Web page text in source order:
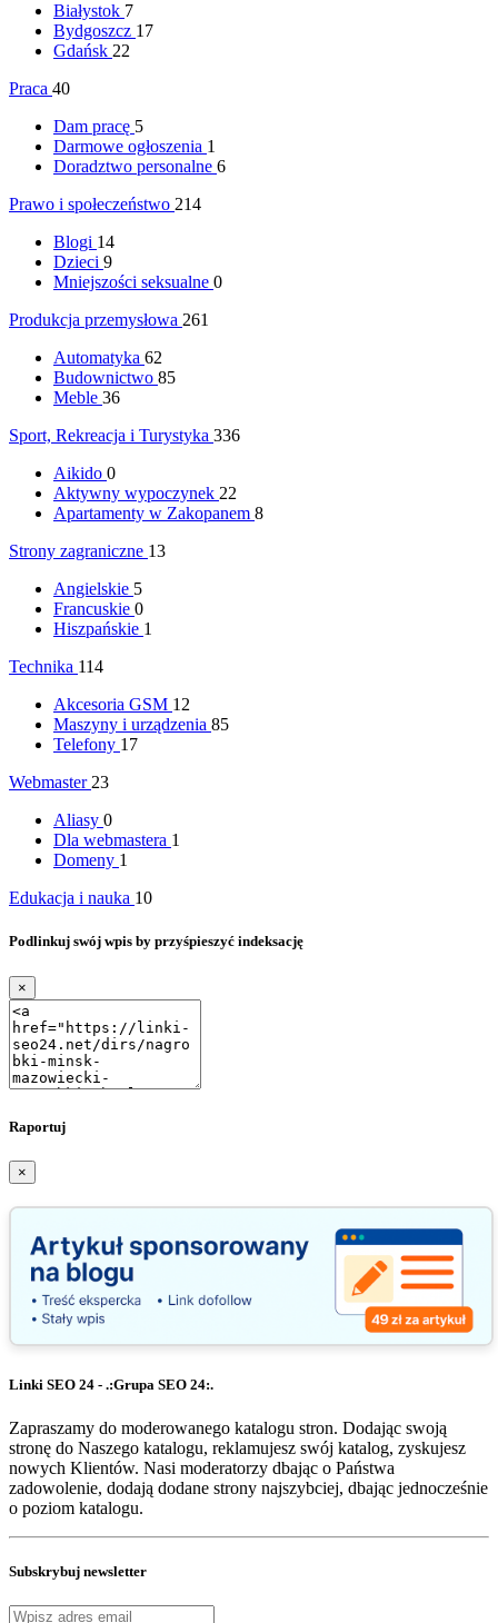
Białystok 7
Bydgoszcz 17
Gdańsk 22
Praca 40
Dam pracę 5
Darmowe ogłoszenia 1
Doradztwo personalne 6
Prawo i społeczeństwo 214
Blogi 14
Dzieci 9
Mniejszości seksualne 0
Produkcja przemysłowa 261
Automatyka 62
Budownictwo 85
Meble 36
Sport, Rekreacja i Turystyka 336
Aikido 0
Aktywny wypoczynek 22
Apartamenty w Zakopanem 8
Strony zagraniczne 13
Angielskie 5
Francuskie 0
Hiszpańskie 1
Technika 114
Akcesoria GSM 12
Maszyny i urządzenia 85
Telefony 17
Webmaster 23
Aliasy 0
Dla webmastera 1
Domeny 1
Edukacja i nauka 10
Podlinkuj swój wpis by przyśpieszyć indeksację
×
Raportuj
×
Linki SEO 24 - .:Grupa SEO 24:.
Zapraszamy do moderowanego katalogu stron. Dodając swoją
stronę do Naszego katalogu, reklamujesz swój katalog, zyskujesz
nowych Klientów. Nasi moderatorzy dbając o Państwa
zadowolenie, dodają dodane strony najszybciej, dbając jednocześnie
o poziom katalogu.
Subskrybuj newsletter